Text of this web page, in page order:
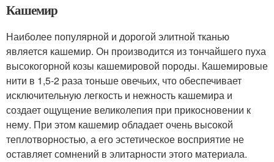
Кашемир
Наиболее популярной и дорогой элитной тканью
является кашемир. Он производится из тончайшего пуха
высокогорной козы кашемировой породы. Кашемировые
нити в 1,5-2 раза тоньше овечьих, что обеспечивает
исключительную легкость и нежность кашемира и
создает ощущение великолепия при прикосновении к
нему. При этом кашемир обладает очень высокой
теплотворностью, а его эстетическое восприятие не
оставляет сомнений в элитарности этого материала.